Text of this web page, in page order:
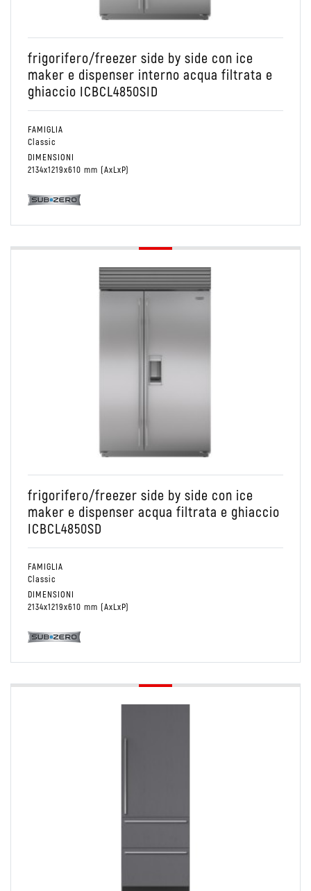
frigorifero/freezer side by side con ice
maker e dispenser interno acqua filtrata e
ghiaccio ICBCL4850SID
FAMIGLIA
Classic
DIMENSIONI
2134x1219x610 mm (AxLxP)
Combinato Frigo/Freezer
frigorifero/freezer side by side con ice
maker e dispenser acqua filtrata e ghiaccio
ICBCL4850SD
FAMIGLIA
Classic
DIMENSIONI
2134x1219x610 mm (AxLxP)
Side by side
Combinato Frigo/Freezer
Conservare
Combinato Frigo/Freezer